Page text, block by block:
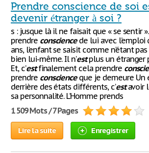
Prendre conscience de soi
devenir étranger à soi ?
s : jusque là il ne faisait que « se sentir
prendre consciencede lui avec l’emploi
ans, l’enfant se saisit comme n’étant
bien lui-même. Il n’estplus un étranger
Et, c’estfinalement cela prendre
prendre conscienceque je demeure Un
derrière des états différents, c’estavoir
sa personnalité. L’Homme prends
1 509 Mots / 7 Pages
Lire la suite Enregistrer